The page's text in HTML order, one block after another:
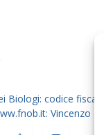
dei
Biologi: codice
Vincenzo